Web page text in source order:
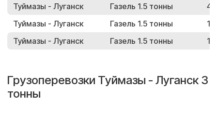
Туймазы - Луганск Газель 1.5 тонны
Туймазы - Луганск
Газель 1.5 тонны
Туймазы - Луганск
Газель 1.5 тонны
Грузоперевозки Туймазы - Луганск 3
тонны